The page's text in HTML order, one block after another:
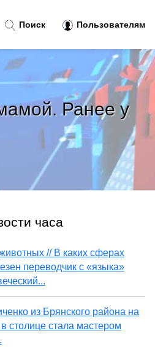
Ранее у
часа
// В каких сферах
переводчик с «языка»
из Брянского района на
столице стала мастером
Поиск Пользователям